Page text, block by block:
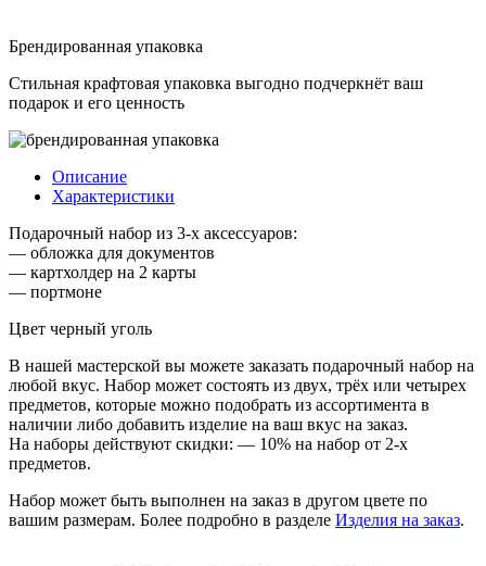
цвет
уголь
Брендированная упаковка
Стильная крафтовая упаковка выгодно подчеркнёт ваш
подарок и его ценность
Описание
Характеристики
Подарочный набор из 3-х аксессуаров:
— обложка для документов
— картхолдер на 2 карты
— портмоне
Цвет черный уголь
В нашей мастерской вы можете заказать подарочный набор на
любой вкус. Набор может состоять из двух, трёх или четырех
предметов, которые можно подобрать из ассортимента в
наличии либо добавить изделие на ваш вкус на заказ.
На наборы действуют скидки: — 10% на набор от 2-х
предметов.
Набор может быть выполнен на заказ в другом цвете по
вашим размерам. Более подробно в разделе Изделия на заказ.